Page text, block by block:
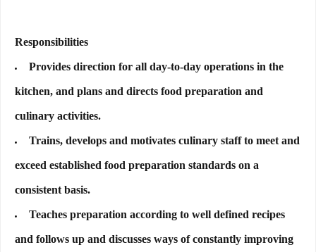
Responsibilities
Provides direction for all day-to-day operations in the
kitchen, and plans and directs food preparation and
culinary activities.
Trains, develops and motivates culinary staff to meet and
exceed established food preparation standards on a
consistent basis.
Teaches preparation according to well defined recipes
and follows up and discusses ways of constantly improving